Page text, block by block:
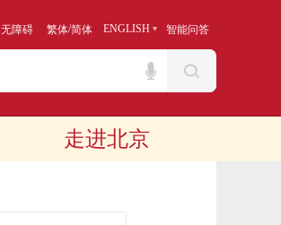
无障碍 繁体/简体 ENGLISH 智能问答
走进北京